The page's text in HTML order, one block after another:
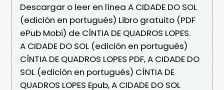
Descargar o leer en línea A CIDADE DO SOL
(edición en portugués) Libro gratuito (PDF
ePub Mobi) de CÍNTIA DE QUADROS LOPES.
A CIDADE DO SOL (edición en portugués)
CÍNTIA DE QUADROS LOPES PDF, A CIDADE DO
SOL (edición en portugués) CÍNTIA DE
QUADROS LOPES Epub, A CIDADE DO SOL